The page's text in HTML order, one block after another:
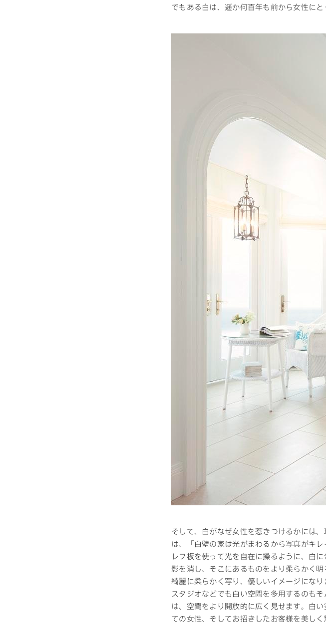
カタログ請求 イベント情報
でもある白は、遥か何百年も前から女性にと
そして、白がなぜ女性を惹きつけるかには
は、「白壁の家は光がまわるから写真がキ
レフ板を使って光を自在に操るように、白
影を消し、そこにあるものをより柔らかく
綺麗に柔らかく写り、優しいイメージにな
スタジオなどでも白い空間を多用するのも
は、空間をより開放的に広く見せます。白
ての女性、そしてお招きしたお客様を美しく